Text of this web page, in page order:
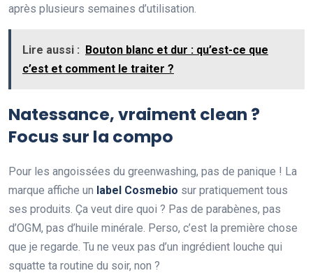
après plusieurs semaines d’utilisation.
Lire aussi : Bouton blanc et dur : qu’est-ce que
c’est et comment le traiter ?
Natessance, vraiment clean ?
Focus sur la compo
Pour les angoissées du greenwashing, pas de panique ! La
marque affiche un label Cosmebio sur pratiquement tous
ses produits. Ça veut dire quoi ? Pas de parabènes, pas
d’OGM, pas d’huile minérale. Perso, c’est la première chose
que je regarde. Tu ne veux pas d’un ingrédient louche qui
squatte ta routine du soir, non ?